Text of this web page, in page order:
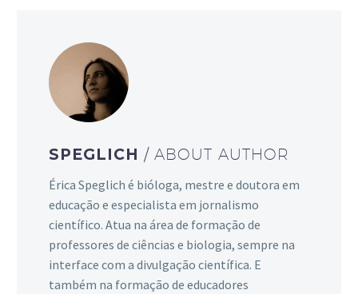
SPEGLICH / ABOUT AUTHOR
Érica Speglich é bióloga, mestre e doutora em
educação e especialista em jornalismo
científico. Atua na área de formação de
professores de ciências e biologia, sempre na
interface com a divulgação científica. E
também na formação de educadores